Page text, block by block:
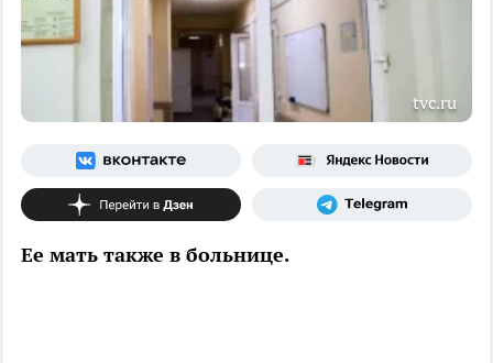
tvc.ru
Ее мать также в больнице.